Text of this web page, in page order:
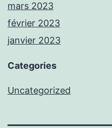
mars 2023
février 2023
janvier 2023
Categories
Uncategorized